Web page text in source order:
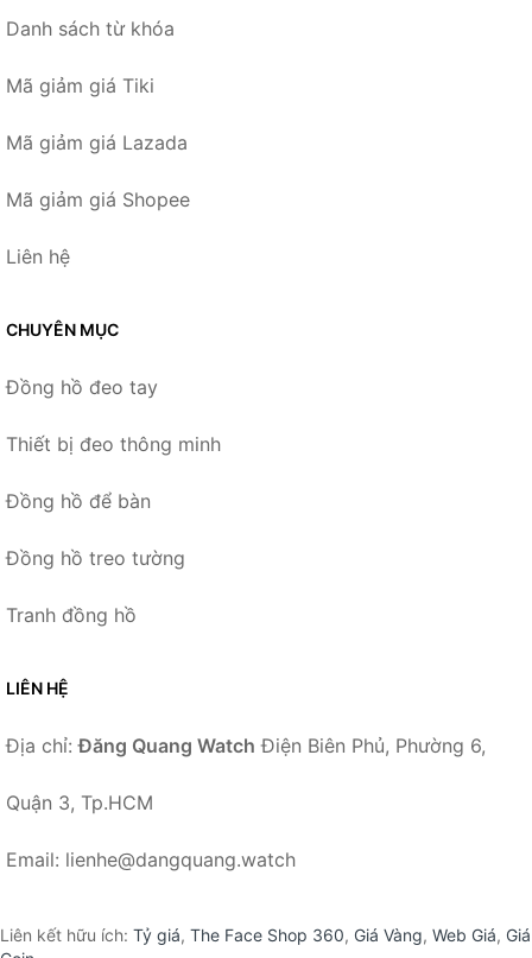
Danh sách từ khóa
Mã giảm giá Tiki
Mã giảm giá Lazada
Mã giảm giá Shopee
Liên hệ
CHUYÊN MỤC
Đồng hồ đeo tay
Thiết bị đeo thông minh
Đồng hồ để bàn
Đồng hồ treo tường
Tranh đồng hồ
LIÊN HỆ
Địa chỉ:Đăng Quang Watch Điện Biên Phủ, Phường 6,
Quận 3, Tp.HCM
Email: lienhe@dangquang.watch
Liên kết hữu ích: Tỷ giá, The Face Shop 360, Giá Vàng, Web Giá, Giá